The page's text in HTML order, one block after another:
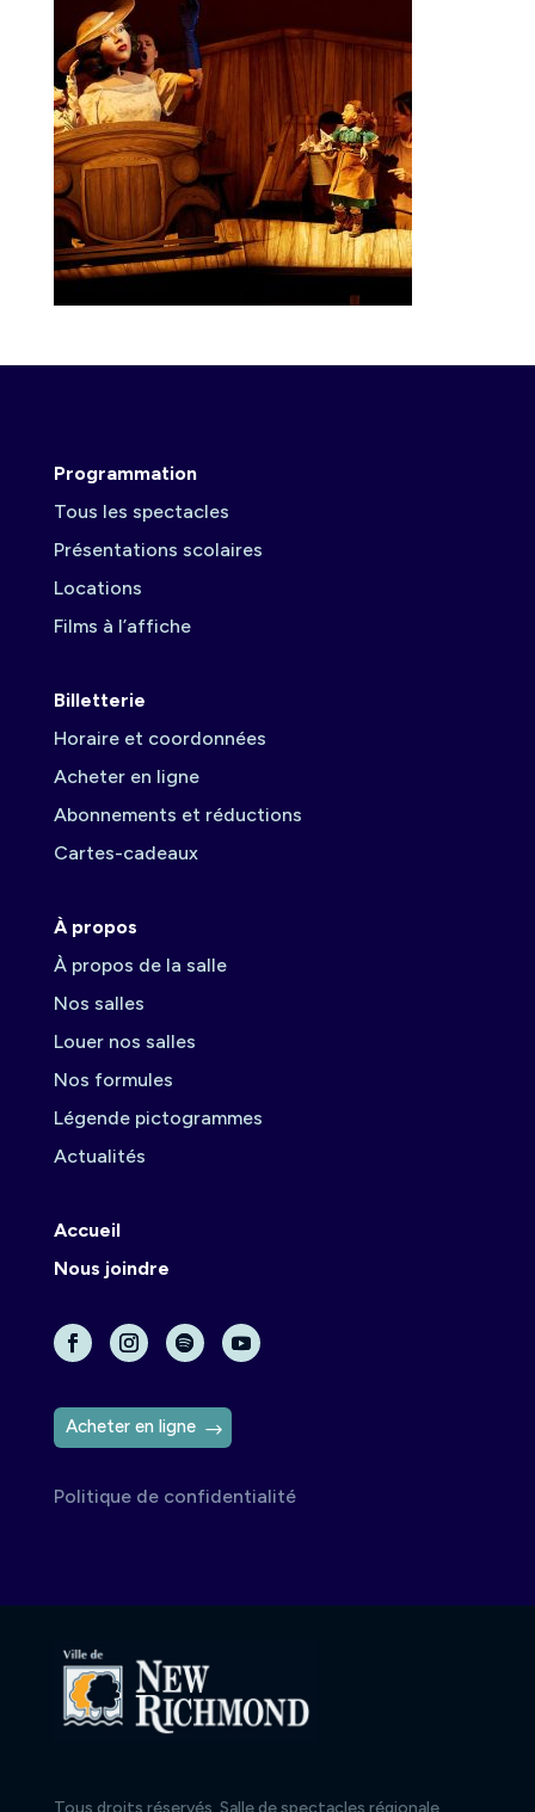
Programmation
Tous les spectacles
Présentations scolaires
Locations
Films à l’affiche
Billetterie
Horaire et coordonnées
Acheter en ligne
Abonnements et réductions
Cartes-cadeaux
À propos
À propos de la salle
Nos salles
Louer nos salles
Nos formules
Légende pictogrammes
Actualités
Accueil
Nous joindre
Acheter en ligne
Politique de confidentialité
Tous droits réservés, Salle de spectacles régionale